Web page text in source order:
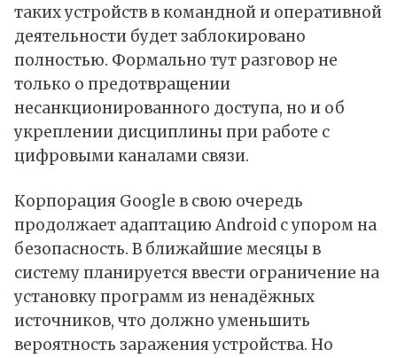
таких устройств в командной и оперативной
деятельности будет заблокировано
полностью. Формально тут разговор не
только о предотвращении
несанкционированного доступа, но и об
укреплении дисциплины при работе с
цифровыми каналами связи.
Корпорация Google в свою очередь
продолжает адаптацию Android с упором на
безопасность. В ближайшие месяцы в
систему планируется ввести ограничение на
установку программ из ненадёжных
источников, что должно уменьшить
вероятность заражения устройства. Но